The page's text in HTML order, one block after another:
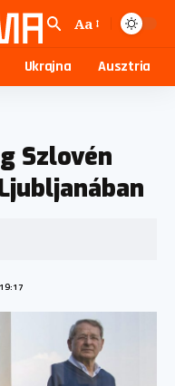
Aa
Ukrajna Ausztria
Szlovén